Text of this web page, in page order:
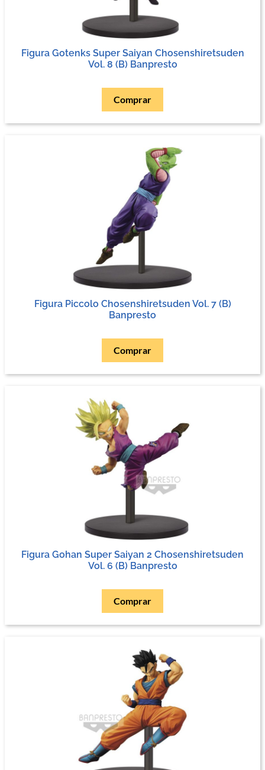
Figura Gotenks Super Saiyan Chosenshiretsuden
Vol. 8 (B) Banpresto
Comprar
Figura Piccolo Chosenshiretsuden Vol. 7 (B)
Banpresto
Comprar
Figura Gohan Super Saiyan 2 Chosenshiretsuden
Vol. 6 (B) Banpresto
Comprar